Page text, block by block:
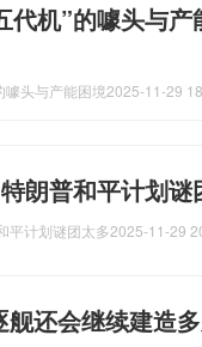
代机”的噱头与
噱头与产能困境2025-11-29
朗普和平计划
平计划谜团太多2025-11-29
舰还会继续建造